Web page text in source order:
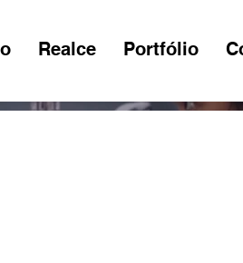
Realce Portfólio